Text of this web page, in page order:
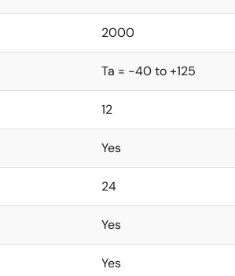
2000
Ta = -40 to +125
12
Yes
24
Yes
Yes